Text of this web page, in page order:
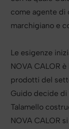
come agente di
marchigiano e
Le esigenze
NOVA CALOR
prodotti del
Guido decide di
Talamello
NOVA CALOR